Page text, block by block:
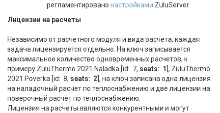
регламентировано настройками ZuluServer.
Лицензии на расчеты
Независимо от расчетного модуля и вида расчета, каждая
задача лицензируется отдельно. На ключ записывается
максимальное количество одновременных расчетов, к
примеру ZuluThermo 2021 Naladka [id: 7, seats: 1 ], ZuluThermo
2021 Poverka [id: 8, seats: 2 ], на ключ записана одна лицензия
на наладочный расчет по теплоснабжению и две лицензии на
поверочный расчет по теплоснабжению.
Лицензия на расчеты являются конкурентными и могут